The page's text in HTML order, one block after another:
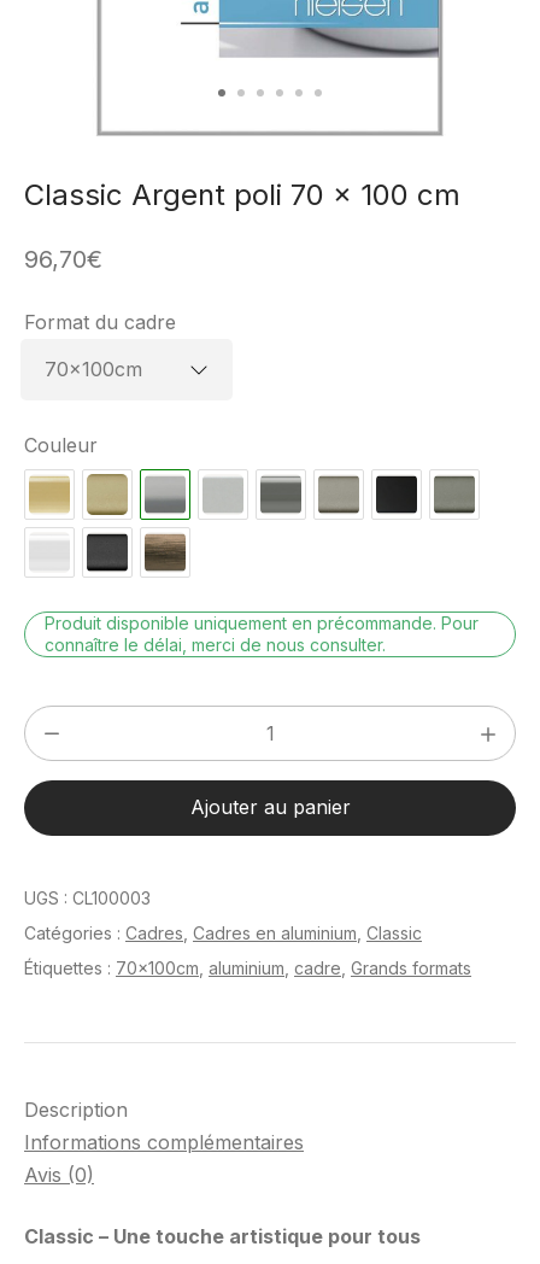
Classic Argent poli 70 x 100 cm
96,70€
Format du cadre
Couleur
Produit disponible uniquement en précommande. Pour
connaître le délai, merci de nous consulter.
quantité
de
Classic
Argent
70
x
100
Ajouter au panier
UGS : CL100003
Catégories : Cadres Cadres en aluminium Classic
Étiquettes : 70x100cm aluminium cadre Grands formats
Description
Informations complémentaires
Avis (0)
Classic – Une touche artistique pour tous